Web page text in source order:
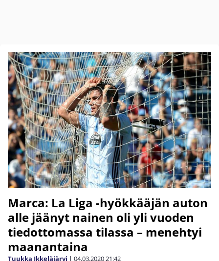
Marca: La Liga -hyökkääjän auton
alle jäänyt nainen oli yli vuoden
tiedottomassa tilassa – menehtyi
maanantaina
Tuukka Ikkeläjärvi | 04.03.202021:42